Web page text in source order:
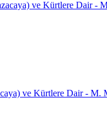
ve Kürtlere Dair - M.